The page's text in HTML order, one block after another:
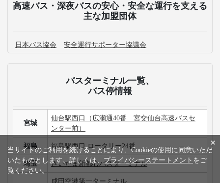
高速バス・深夜バスの安心・安全な運行を支える
主な加盟団体
日本バス協会 安全運行サポーター協議会
バスターミナル一覧、
バス停情報
宮城
仙台駅西口（広瀬通40番 宮交仙台高速バスセ
ンター前）
福島 福島駅西口 ロータリー24番
埼玉 さいたま新都心バスターミナル
成田空港第一ターミナル
×
当サイトのご利用を続けることにより、Cookieの使用に同意いただ
いたものとします。詳しくは、 プライバシーステートメント をご
覧ください。